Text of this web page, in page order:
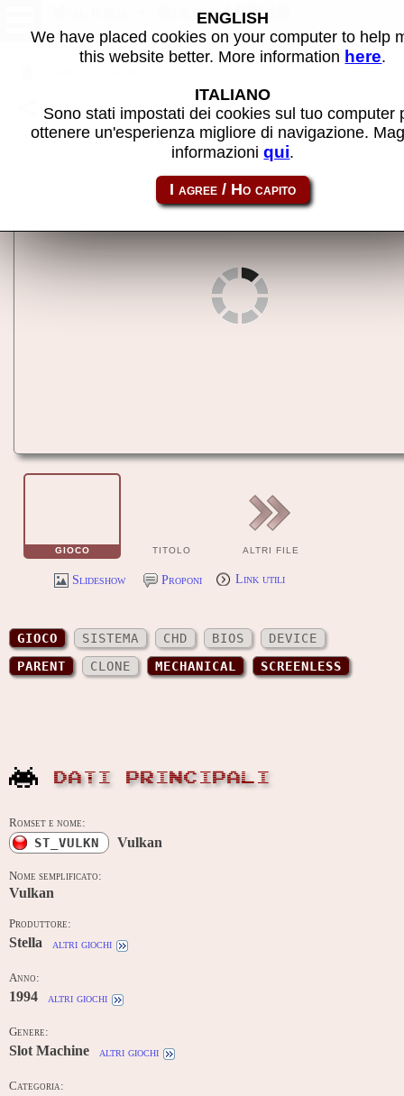
Vulkan - Gioco MAME
Condividi la pagina usando questo link: st_vulkn
GIOCO TITOLO ALTRI FILE
Slideshow Proponi Link utili
GIOCO SISTEMA CHD BIOS
DEVICE
PARENT
CLONE MECHANICAL SCREENLESS
DATI PRINCIPALI
Romset e nome:
ST_VULKN Vulkan
Nome semplificato:
Vulkan
Produttore:
Stella altri giochi
Anno:
1994 altri giochi
Genere:
Slot Machine altri giochi
Categoria:
ENGLISH
We have placed cookies on your computer to help
this website better. More information here.
ITALIANO
Sono stati impostati dei cookies sul tuo computer
ottenere un'esperienza migliore di navigazione.
informazioniqui.